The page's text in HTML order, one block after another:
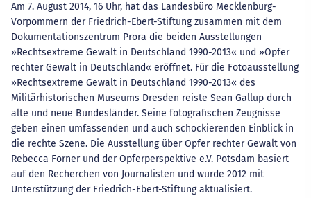
Am 7. August 2014, 16 Uhr, hat das Landesbüro Mecklenburg-
Vorpommern der Friedrich-Ebert-Stiftung zusammen mit dem
Dokumentationszentrum Prora die beiden Ausstellungen
»Rechtsextreme Gewalt in Deutschland 1990-2013« und »Opfer
rechter Gewalt in Deutschland« eröffnet. Für die Fotoausstellung
»Rechtsextreme Gewalt in Deutschland 1990-2013« des
Militärhistorischen Museums Dresden reiste Sean Gallup durch
alte und neue Bundesländer. Seine fotografischen Zeugnisse
geben einen umfassenden und auch schockierenden Einblick in
die rechte Szene. Die Ausstellung über Opfer rechter Gewalt von
Rebecca Forner und der Opferperspektive e.V. Potsdam basiert
auf den Recherchen von Journalisten und wurde 2012 mit
Unterstützung der Friedrich-Ebert-Stiftung aktualisiert.